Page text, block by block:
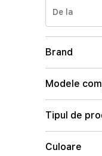
De la
Brand
Modele
Tipul de
Culoare